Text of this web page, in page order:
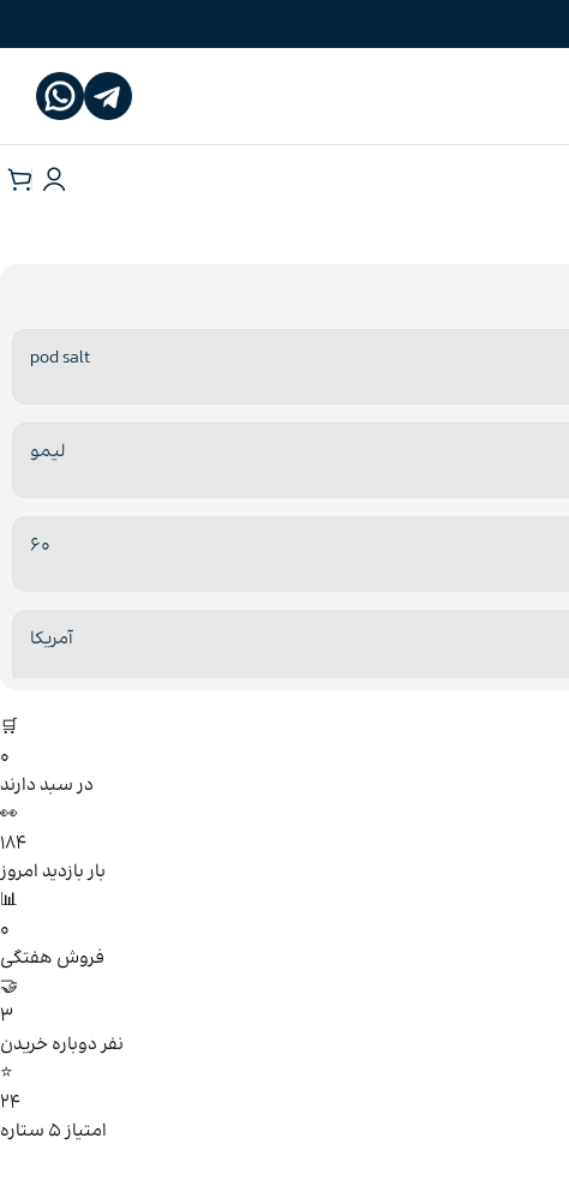
pod salt
لیمو
60
آمریکا
🛒
0
در سبد دارند
👀
184
بار بازدید امروز
📊
0
فروش هفتگی
🤝
3
نفر دوباره خریدن
⭐
24
امتیاز ۵ ستاره